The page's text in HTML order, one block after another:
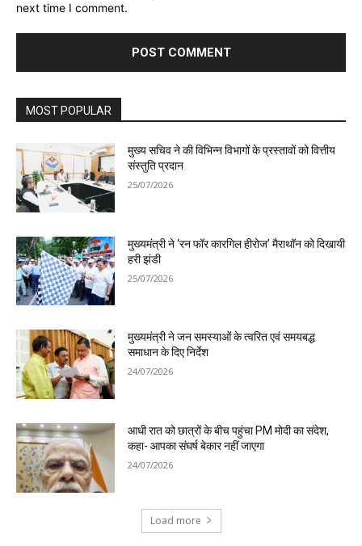
next time I comment.
MOST POPULAR
मुख्य सचिव ने की विभिन्न विभागों के प्रस्तावों को वित्तीय
संस्तुति प्रदान
25/07/2026
मुख्यमंत्री ने ‘रन फॉर कारगिल हीरोज’ मैराथॉन को दिखायी
हरी झंडी
25/07/2026
मुख्यमंत्री ने जन समस्याओं के त्वरित एवं समयबद्ध
समाधान के दिए निर्देश
24/07/2026
आधी रात को छात्रों के बीच पहुंचा PM मोदी का संदेश,
कहा- आपका संघर्ष बेकार नहीं जाएगा
24/07/2026
Load more